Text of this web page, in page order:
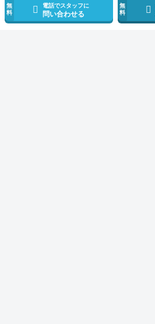
モビリコ（クルマの個人売買） 中古車一覧
無
料
電話でスタッフに
問い合わせる
無
料